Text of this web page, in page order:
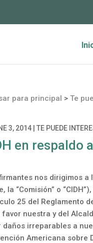
para principal >Te
3, 2014 |TE PUEDE
en respaldo
nos dirigimos
la “Comisión” o
25 del Reglamento
nuestra y del
daños irreparables a
Americana sobre